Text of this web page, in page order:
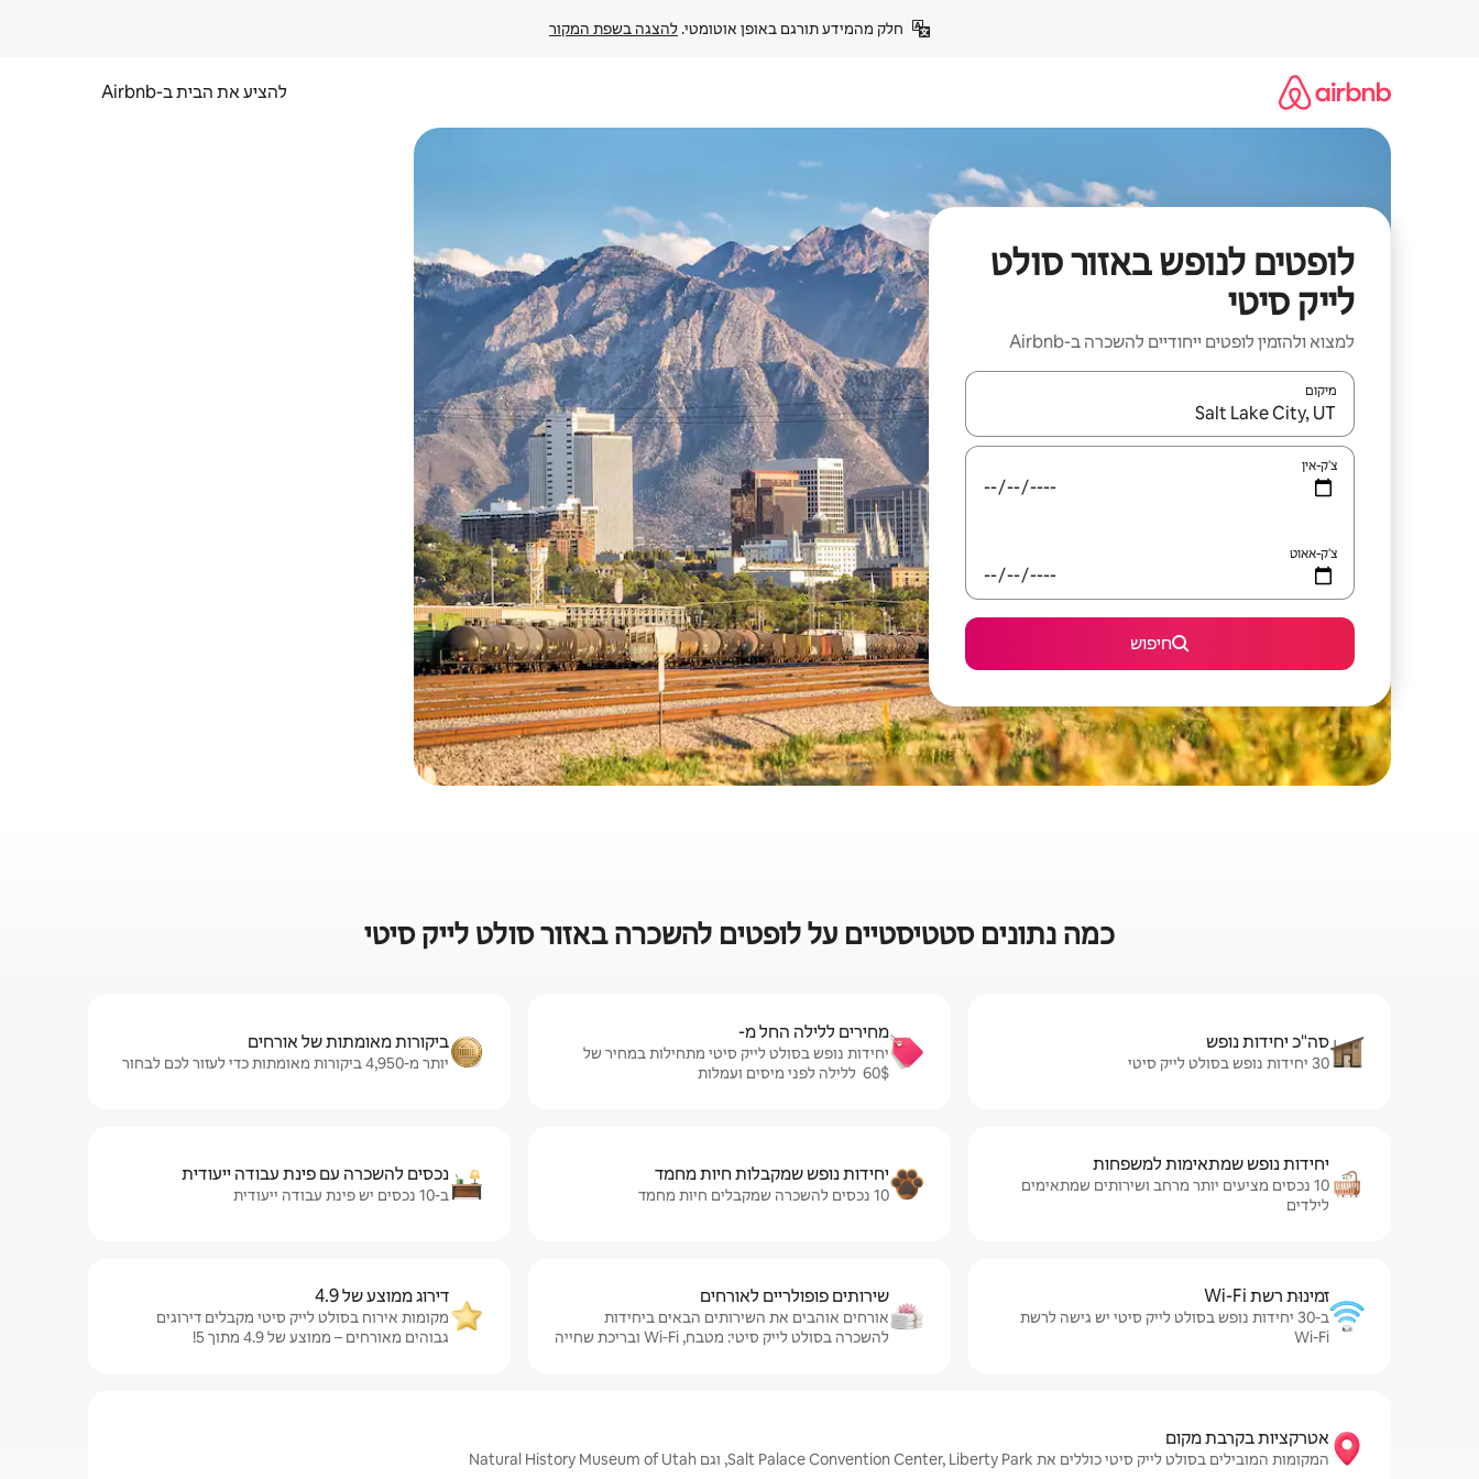
חלק מהמידע תורגם באופן אוטומטי. להצגה בשפת המקור
להציע את הבית ב-Airbnb
לופטים לנופש באזור סולט
לייק סיטי
למצוא ולהזמין לופטים ייחודיים להשכרה ב-Airbnb
מיקום
כאשר התוצאות יהיו זמינות, יש לנווט עם מקשי החיצים למעלה ולמטה או לעיין בעזרת תנועות מגע או החלקה.
צ'ק-אין
צ'ק-אאוט
חיפוש
כמה נתונים סטטיסטיים על לופטים להשכרה באזור סולט לייק סיטי
סה"כ יחידות נופש
30 יחידות נופש בסולט לייק סיטי
מחירים ללילה החל מ-
יחידות נופש בסולט לייק סיטי מתחילות במחיר של
$‏60 ‏ ללילה לפני מיסים ועמלות
ביקורות מאומתות של אורחים
יותר מ-4,950 ביקורות מאומתות כדי לעזור לכם לבחור
יחידות נופש שמתאימות למשפחות
10 נכסים מציעים יותר מרחב ושירותים שמתאימים
לילדים
יחידות נופש שמקבלות חיות מחמד
10 נכסים להשכרה שמקבלים חיות מחמד
נכסים להשכרה עם פינת עבודה ייעודית
ב-10 נכסים יש פינת עבודה ייעודית
זמינוּת רשת Wi-Fi
ב-30 יחידות נופש בסולט לייק סיטי יש גישה לרשת
Wi-Fi
שירותים פופולריים לאורחים
אורחים אוהבים את השירותים הבאים ביחידות
להשכרה בסולט לייק סיטי: מטבח, Wi‑Fi ובריכת שחייה
דירוג ממוצע של 4.9
מקומות אירוח בסולט לייק סיטי מקבלים דירוגים
גבוהים מאורחים – ממוצע של 4.9 מתוך 5!
אטרקציות בקרבת מקום
המקומות המובילים בסולט לייק סיטי כוללים את Salt Palace Convention Center, Liberty Park, וגם Natural History Museum of Utah